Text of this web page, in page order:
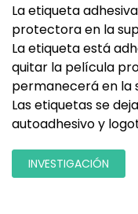
La etiqueta
protectora en la
La etiqueta está
quitar la película
permanecerá en la
Las etiquetas se
autoadhesivo y
INVESTIGACIÓN